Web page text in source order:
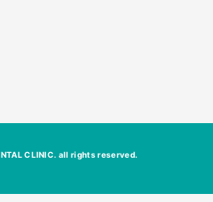
CLINIC. all rights reserved.